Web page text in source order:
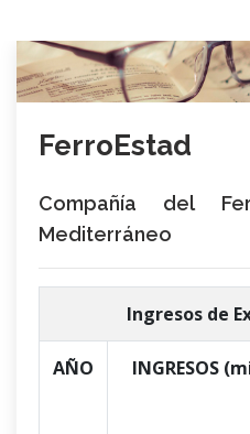
FerroEstad
Compañía del
Mediterráneo
Ingresos de
AÑO INGRESOS